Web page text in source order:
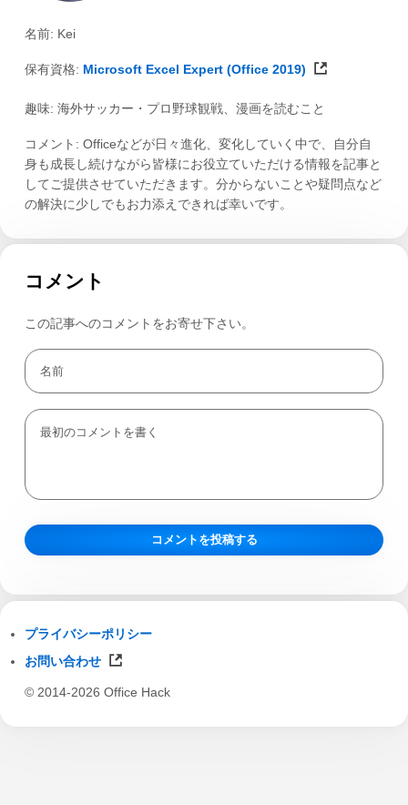
名前: Kei
保有資格: Microsoft Excel Expert (Office 2019)
趣味: 海外サッカー・プロ野球観戦、漫画を読むこと
コメント: Officeなどが日々進化、変化していく中で、自分自
身も成長し続けながら皆様にお役立ていただける情報を記事と
してご提供させていただきます。分からないことや疑問点など
の解決に少しでもお力添えできれば幸いです。
コメント
この記事へのコメントをお寄せ下さい。
プライバシーポリシー
お問い合わせ
© 2014-2026 Office Hack